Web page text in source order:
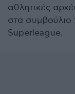
αθλητικές
στα συμβούλιο
Superleague.